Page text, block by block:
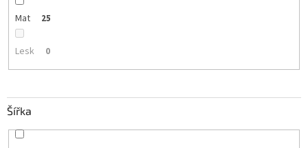
Mat 25
Lesk 0
Šířka